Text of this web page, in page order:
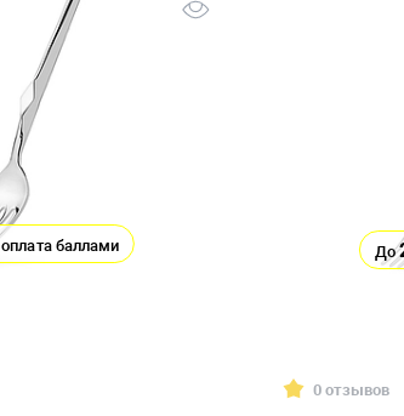
оплата баллами До
0 отзывов